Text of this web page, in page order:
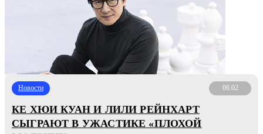
Новости 06.02
КЕ ХЮИ КУАН И ЛИЛИ РЕЙНХАРТ
СЫГРАЮТ В УЖАСТИКЕ «ПЛОХОЙ